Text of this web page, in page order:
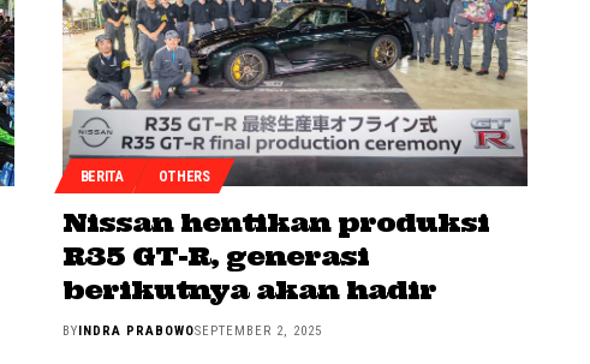
BERITA OTHERS
Nissan hentikan produksi
R35 GT-R, generasi
berikutnya akan hadir
BY INDRA PRABOWOSEPTEMBER 2, 2025